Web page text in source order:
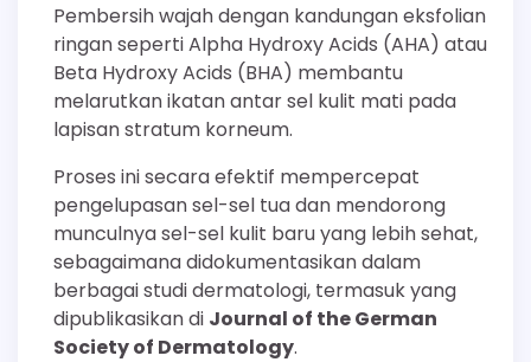
Pembersih wajah dengan kandungan eksfolian
ringan seperti Alpha Hydroxy Acids (AHA) atau
Beta Hydroxy Acids (BHA) membantu
melarutkan ikatan antar sel kulit mati pada
lapisan stratum korneum.
Proses ini secara efektif mempercepat
pengelupasan sel-sel tua dan mendorong
munculnya sel-sel kulit baru yang lebih sehat,
sebagaimana didokumentasikan dalam
berbagai studi dermatologi, termasuk yang
dipublikasikan di Journal of the German
Society of Dermatology.